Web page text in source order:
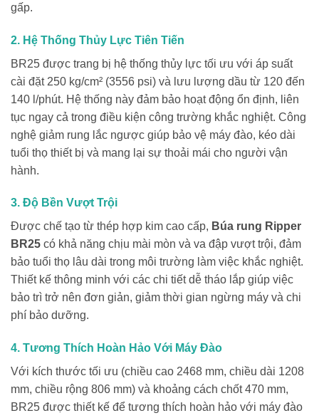
gấp.
2. Hệ Thống Thủy Lực Tiên Tiến
BR25 được trang bị hệ thống thủy lực tối ưu với áp suất
cài đặt 250 kg/cm² (3556 psi) và lưu lượng dầu từ 120 đến
140 l/phút. Hệ thống này đảm bảo hoạt động ổn định, liên
tục ngay cả trong điều kiện công trường khắc nghiệt. Công
nghệ giảm rung lắc ngược giúp bảo vệ máy đào, kéo dài
tuổi thọ thiết bị và mang lại sự thoải mái cho người vận
hành.
3. Độ Bền Vượt Trội
Được chế tạo từ thép hợp kim cao cấp, Búa rung Ripper
BR25 có khả năng chịu mài mòn và va đập vượt trội, đảm
bảo tuổi thọ lâu dài trong môi trường làm việc khắc nghiệt.
Thiết kế thông minh với các chi tiết dễ tháo lắp giúp việc
bảo trì trở nên đơn giản, giảm thời gian ngừng máy và chi
phí bảo dưỡng.
4. Tương Thích Hoàn Hảo Với Máy Đào
Với kích thước tối ưu (chiều cao 2468 mm, chiều dài 1208
mm, chiều rộng 806 mm) và khoảng cách chốt 470 mm,
BR25 được thiết kế để tương thích hoàn hảo với máy đào